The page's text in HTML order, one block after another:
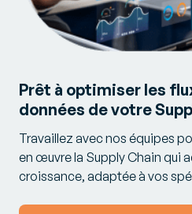
Prêt à optimiser les
données de votre
Travaillez avec nos équipes
en œuvre la Supply Chain qui
croissance, adaptée à vos